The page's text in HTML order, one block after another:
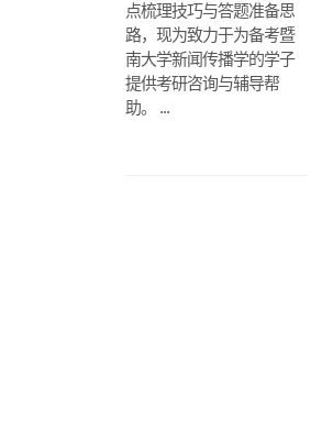
点梳理技巧与答题准备思
路，现为致力于为备考暨
南大学新闻传播学的学子
提供考研咨询与辅导帮
助。 ...